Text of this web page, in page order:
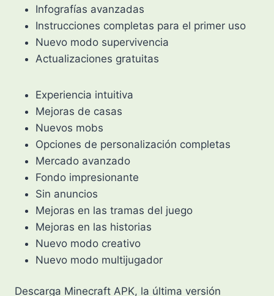
Infografías avanzadas
Instrucciones completas para el primer uso
Nuevo modo supervivencia
Actualizaciones gratuitas
Experiencia intuitiva
Mejoras de casas
Nuevos mobs
Opciones de personalización completas
Mercado avanzado
Fondo impresionante
Sin anuncios
Mejoras en las tramas del juego
Mejoras en las historias
Nuevo modo creativo
Nuevo modo multijugador
Descarga Minecraft APK, la última versión